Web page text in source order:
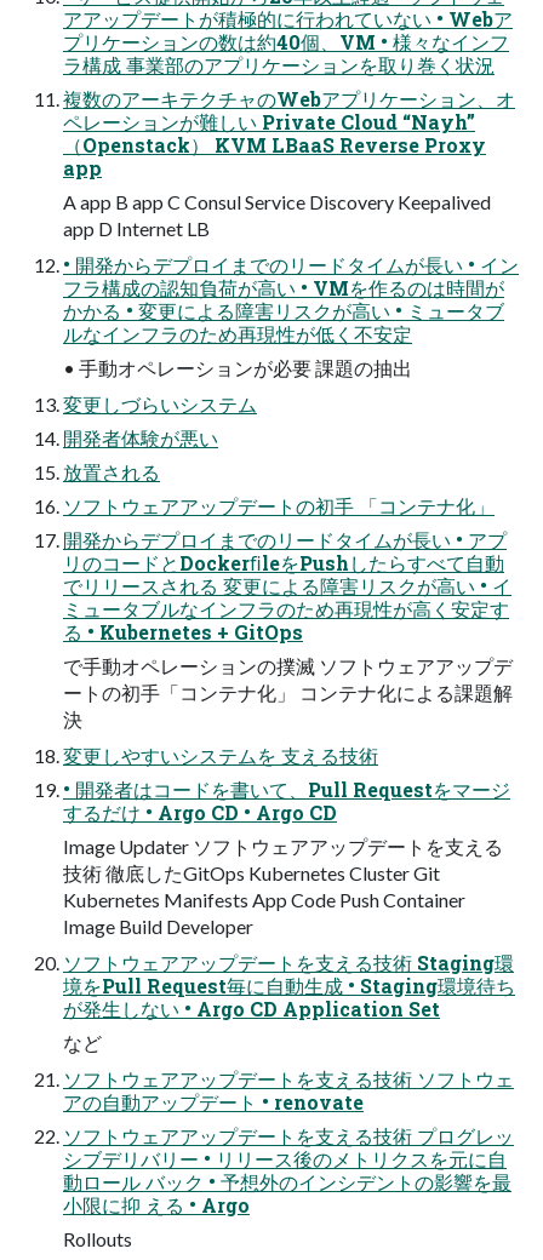
アアップデートが積極的に行われていない • Webア
プリケーションの数は約40個、VM • 様々なインフ
ラ構成 事業部のアプリケーションを取り巻く状況
複数のアーキテクチャのWebアプリケーション、オ
ペレーションが難しい Private Cloud “Nayh”
（Openstack） KVM LBaaS Reverse Proxy
app
A app B app C Consul Service Discovery Keepalived
app D Internet LB
• 開発からデプロイまでのリードタイムが長い • イン
フラ構成の認知負荷が高い • VMを作るのは時間が
かかる • 変更による障害リスクが高い • ミュータブ
ルなインフラのため再現性が低く不安定
• 手動オペレーションが必要 課題の抽出
変更しづらいシステム
開発者体験が悪い
放置される
ソフトウェアアップデートの初手 「コンテナ化」
開発からデプロイまでのリードタイムが長い • アプ
リのコードとDockerﬁleをPushしたらすべて自動
でリリースされる 変更による障害リスクが高い • イ
ミュータブルなインフラのため再現性が高く安定す
る • Kubernetes + GitOps
で手動オペレーションの撲滅 ソフトウェアアップデ
ートの初手「コンテナ化」 コンテナ化による課題解
決
変更しやすいシステムを 支える技術
• 開発者はコードを書いて、Pull Requestをマージ
するだけ • Argo CD • Argo CD
Image Updater ソフトウェアアップデートを支える
技術 徹底したGitOps Kubernetes Cluster Git
Kubernetes Manifests App Code Push Container
Image Build Developer
ソフトウェアアップデートを支える技術 Staging環
境をPull Request毎に自動生成 • Staging環境待ち
が発生しない • Argo CD Application Set
など
ソフトウェアアップデートを支える技術 ソフトウェ
アの自動アップデート • renovate
ソフトウェアアップデートを支える技術 プログレッ
シブデリバリー • リリース後のメトリクスを元に自
動ロール バック • 予想外のインシデントの影響を最
小限に抑 える • Argo
Rollouts